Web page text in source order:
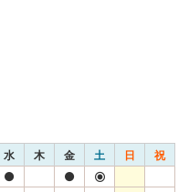
水 木 金 土 日 祝